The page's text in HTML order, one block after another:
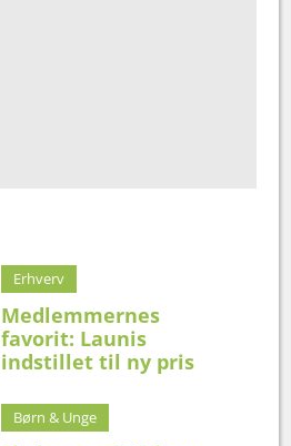
Erhverv
Medlemmernes
favorit: Launis
indstillet til ny pris
Børn & Unge